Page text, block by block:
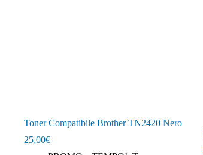
Toner Compatibile Brother TN2420 Nero
25,00€